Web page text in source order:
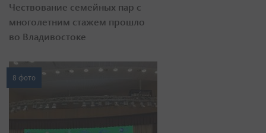
Чествование семейных пар с
многолетним стажем прошло
во Владивостоке
8 фото